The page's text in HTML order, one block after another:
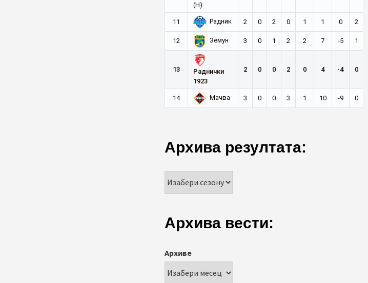
(Н)
11 Радник 2 0 2 0 1 1 0 2
12 Земун 3 0 1 2 2 7 -5 1
13
Раднички
1923
2 0 0 2 0 4 -4 0
14 Мачва 3 0 0 3 1 10 -9 0
Архива резултата:
Архива вести:
Архиве